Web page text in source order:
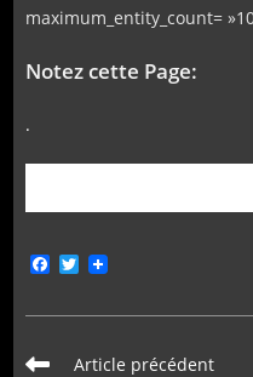
maximum_entity_count=
Notez cette Page:
.
F
e
T
t
e
Read
Article précédent